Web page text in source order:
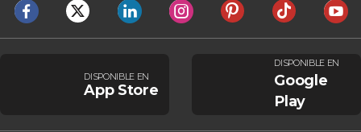
DISPONIBLE EN
App Store
DISPONIBLE EN
Google
Play